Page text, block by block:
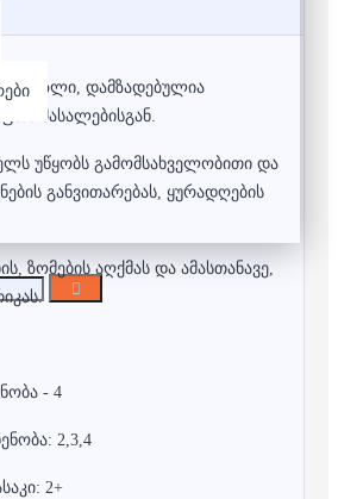
ფაზლი, დამზადებულია
მასალებისგან.
უწყობს გამომსახველობითი და
განვითარებას, ყურადღების
ზომების აღქმას და ამასთანავე,
- 4
2,3,4
2+